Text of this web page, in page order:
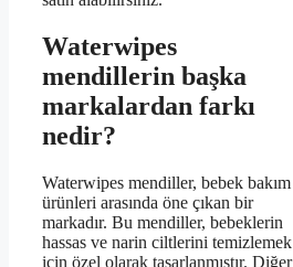
Waterwipes
mendillerin başka
markalardan farkı
nedir?
Waterwipes mendiller, bebek bakım
ürünleri arasında öne çıkan bir
markadır. Bu mendiller, bebeklerin
hassas ve narin ciltlerini temizlemek
için özel olarak tasarlanmıştır. Diğer